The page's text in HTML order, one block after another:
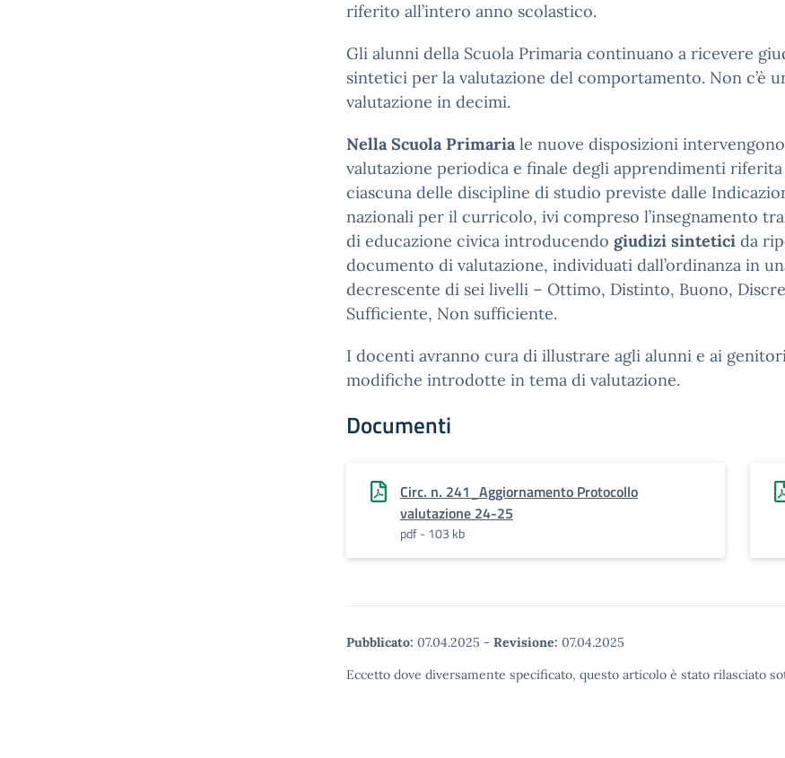
riferito all’intero anno scolastico.
Gli alunni della Scuola Primaria continuano a ricevere
sintetici per la valutazione del comportamento. Non c’è
valutazione in decimi.
Nella Scuola Primariale nuove disposizioni
valutazione periodica e finale degli apprendimenti riferita
ciascuna delle discipline di studio previste dalle
nazionali per il curricolo, ivi compreso l’insegnamento
di educazione civica introducendo giudizi sintetici da
documento di valutazione, individuati dall’ordinanza in
decrescente di sei livelli – Ottimo, Distinto, Buono,
Sufficiente, Non sufficiente.
I docenti avranno cura di illustrare agli alunni e ai
modifiche introdotte in tema di valutazione.
Documenti
Circ. n. 241_Aggiornamento Protocollo
valutazione 24-25
pdf - 103 kb
Pubblicato: 07.04.2025 - Revisione: 07.04.2025
Eccetto dove diversamente specificato, questo articolo è stato rilasciato